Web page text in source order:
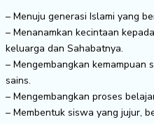
– Menuju generasi Islami yang
– Menanamkan kecintaan
keluarga dan Sahabatnya.
– Mengembangkan kemampuan
sains.
– Mengembangkan proses
– Membentuk siswa yang jujur,